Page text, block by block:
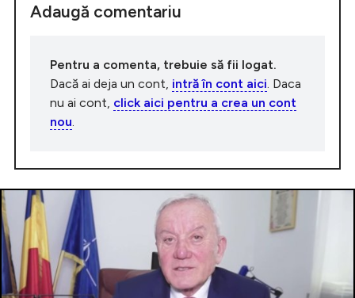
Adaugă comentariu
Pentru a comenta, trebuie să fii logat.
Dacă ai deja un cont, intră în cont aici . Daca
nu ai cont, click aici pentru a crea un cont
nou